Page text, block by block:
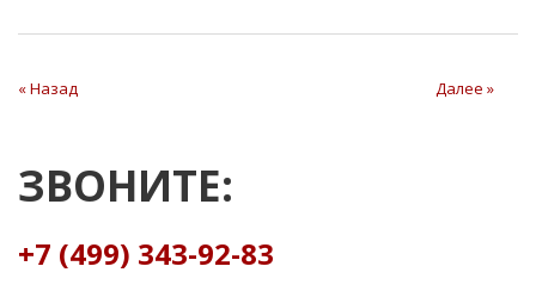
« Назад Далее »
ЗВОНИТЕ:
+7 (499) 343-92-83